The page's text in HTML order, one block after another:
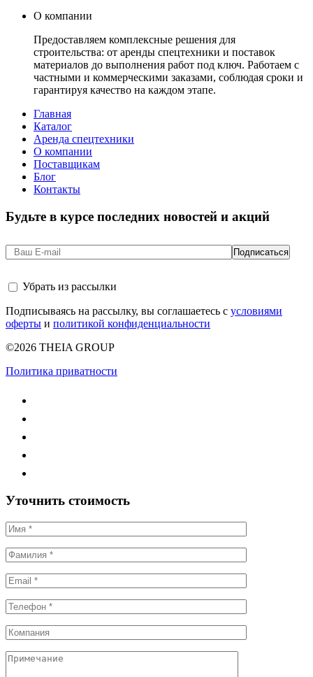
О компании
Предоставляем комплексные решения для
строительства: от аренды спецтехники и поставок
материалов до выполнения работ под ключ. Работаем с
частными и коммерческими заказами, соблюдая сроки и
гарантируя качество на каждом этапе.
Главная
Каталог
Аренда спецтехники
О компании
Поставщикам
Блог
Контакты
Будьте в курсе последних новостей и акций
Убрать из рассылки
Подписываясь на рассылку, вы соглашаетесь с условиями
оферты и политикой конфиденциальности
©2026 THEIA GROUP
Политика приватности
Уточнить стоимость